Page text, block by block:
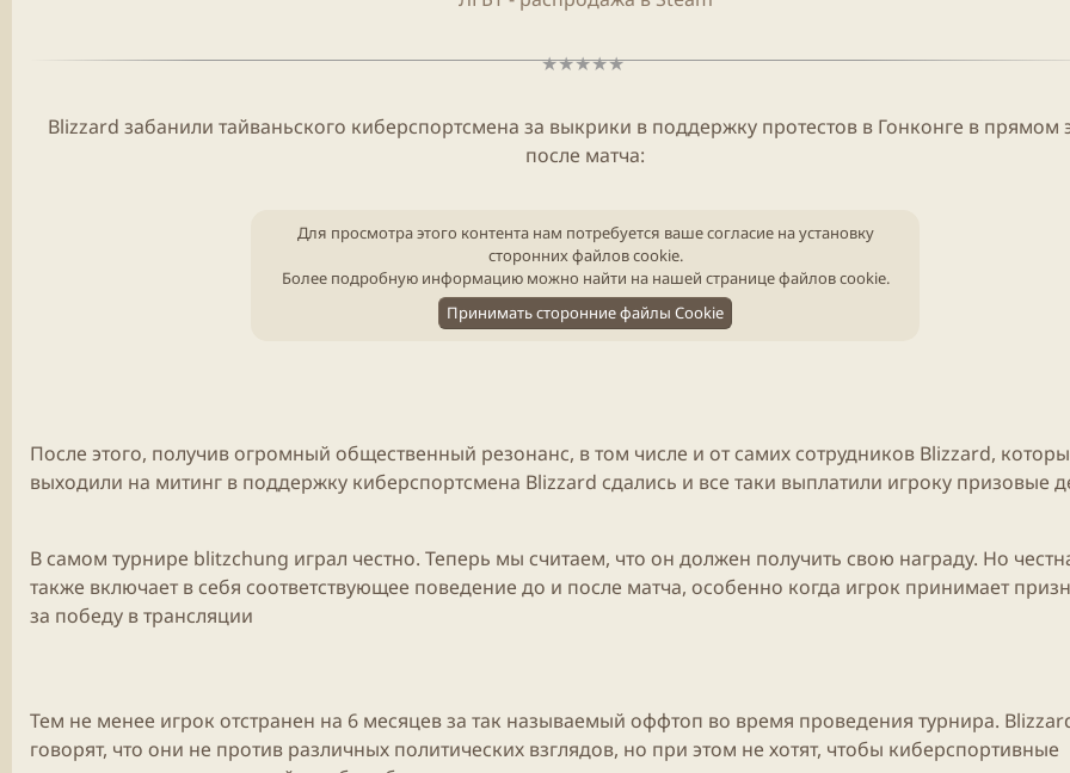
Blizzard забанили тайваньского киберспортсмена за выкрики в поддержку протестов в Гонконге в прямом
после матча:
Для просмотра этого контента нам потребуется ваше согласие на установку
сторонних файлов cookie.
Более подробную информацию можно найти на нашей странице файлов cookie.
Принимать сторонние файлы Cookie
После этого, получив огромный общественный резонанс, в том числе и от самих сотрудников Blizzard,
выходили на митинг в поддержку киберспортсмена Blizzard сдались и все таки выплатили игроку призовые
В самом турнире blitzchung играл честно. Теперь мы считаем, что он должен получить свою награду. Но
также включает в себя соответствующее поведение до и после матча, особенно когда игрок принимает
за победу в трансляции
Тем не менее игрок отстранен на 6 месяцев за так называемый оффтоп во время проведения турнира.
говорят, что они не против различных политических взглядов, но при этом не хотят, чтобы киберспортивные